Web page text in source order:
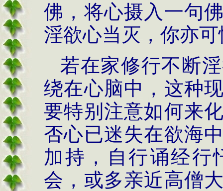
佛，将心摄入一句
淫欲心当灭，你亦
若在家修行不断
绕在心脑中，这种
要特别注意如何来
否心已迷失在欲海
加持，自行诵经行
会，或多亲近高僧